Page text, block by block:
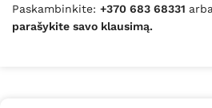
Paskambinkite: +370 683 68331
parašykite savo klausimą.